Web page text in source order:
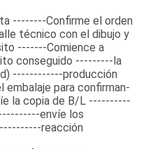
--------Confirme el orden
técnico con el dibujo y
-------Comience a
conseguido ---------la
------------producción
embalaje para confirman-
la copia de B/L ----------
envíe los
reacción